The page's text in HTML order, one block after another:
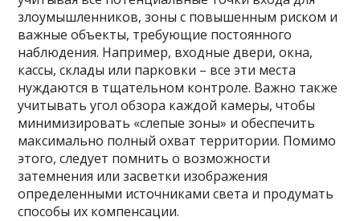
злоумышленников, зоны с повышенным риском и
важные объекты, требующие постоянного
наблюдения. Например, входные двери, окна,
кассы, склады или парковки – все эти места
нуждаются в тщательном контроле. Важно также
учитывать угол обзора каждой камеры, чтобы
минимизировать «слепые зоны» и обеспечить
максимально полный охват территории. Помимо
этого, следует помнить о возможности
затемнения или засветки изображения
определенными источниками света и продумать
способы их компенсации.